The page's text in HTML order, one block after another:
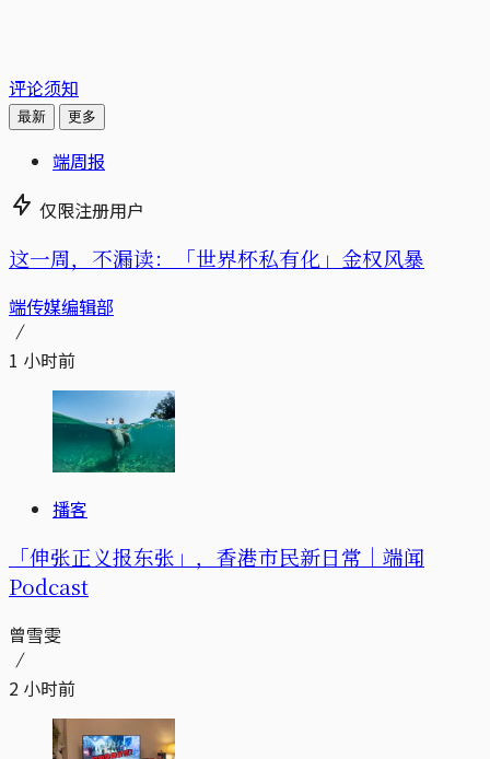
评论须知
最新 更多
端周报
仅限注册用户
这一周，不漏读：「世界杯私有化」金权风暴
端传媒编辑部
1 小时前
播客
「伸张正义报东张」，香港市民新日常｜端闻
Podcast
曾雪雯
2 小时前